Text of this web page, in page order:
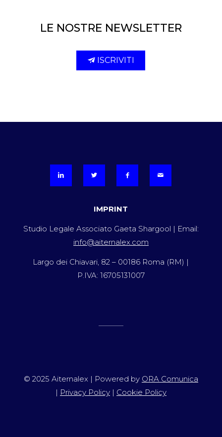
LE NOSTRE NEWSLETTER
ISCRIVITI
IMPRINT
Studio Legale Associato Gaeta Shargool | Email:
info@aiternalex.com
Largo dei Chiavari, 82 – 00186 Roma (RM) |
P.IVA: 16705131007
© 2025 Aiternalex | Powered by ORA Comunica
| Privacy Policy| Cookie Policy